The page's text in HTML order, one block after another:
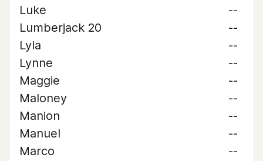
Luke
--
Lumberjack 20
--
Lyla
--
Lynne
--
Maggie
--
Maloney
--
Manion
--
Manuel
--
Marco
--